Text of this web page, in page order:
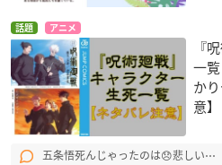
話題 アニメ
『
一
か
意】
五条悟死んじゃったのは😞悲しい⋯